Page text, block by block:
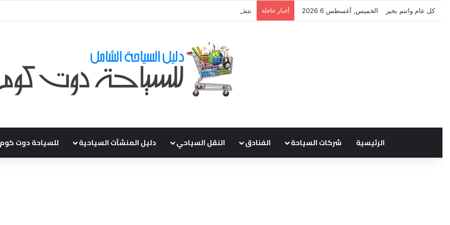
كل عام وانتم بخير الخميس, أغسطس 6 2026 أخبار عاجلة نتشرف بتلقي طلباتكم و استفسارتكم ... لو عندك سؤال او استفسار ماتدرددش فى طلب
الرئيسية شركات السياحة الفنادق النقل السياحي دليل المنشآت السياحية للسياحة دوت كوم